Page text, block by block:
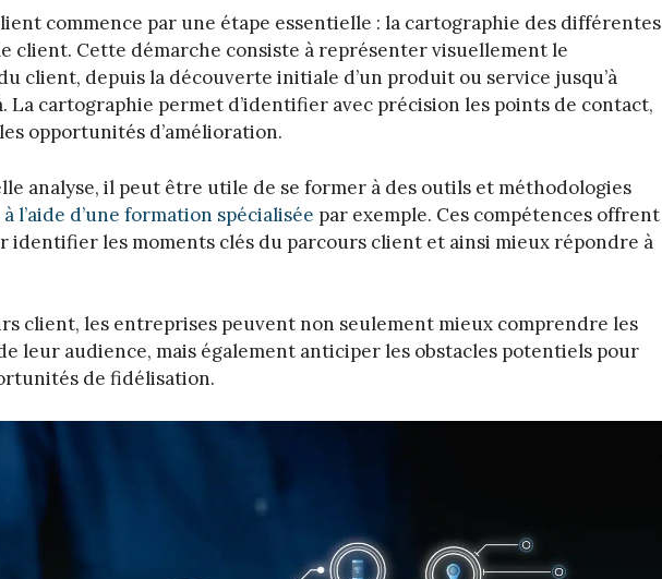
commence par une étape essentielle : la cartographie des différentes
client. Cette démarche consiste à représenter visuellement le
client, depuis la découverte initiale d’un produit ou service jusqu’à
La cartographie permet d’identifier avec précision les points de contact,
opportunités d’amélioration.
analyse, il peut être utile de se former à des outils et méthodologies
à l’aide d’une formation spécialisée par exemple. Ces compétences offrent
identifier les moments clés du parcours client et ainsi mieux répondre à
client, les entreprises peuvent non seulement mieux comprendre les
leur audience, mais également anticiper les obstacles potentiels pour
de fidélisation.